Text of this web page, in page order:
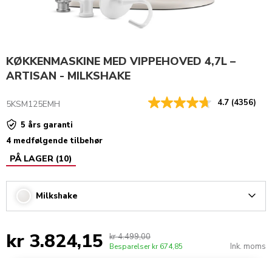
KØKKENMASKINE MED VIPPEHOVED 4,7L –
ARTISAN - MILKSHAKE
5KSM125EMH 4.7 (4356)
5 års garanti
4 medfølgende tilbehør
PÅ LAGER (10)
Milkshake
kr 3.824,15 kr 4.499,00
Besparelser kr 674,85 Ink. moms